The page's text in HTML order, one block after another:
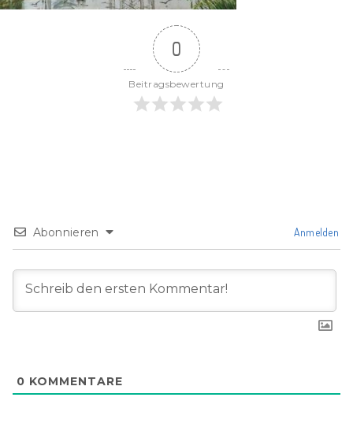
0
Beitragsbewertung
Abonnieren Anmelden
0 KOMMENTARE